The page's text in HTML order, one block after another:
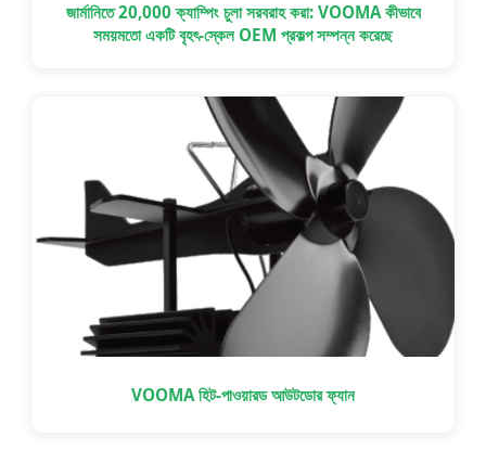
জার্মানিতে 20,000 ক্যাম্পিং চুলা সরবরাহ করা: VOOMA কীভাবে
সময়মতো একটি বৃহৎ-স্কেল OEM প্রকল্প সম্পন্ন করেছে
VOOMA হিট-পাওয়ারড আউটডোর ফ্যান